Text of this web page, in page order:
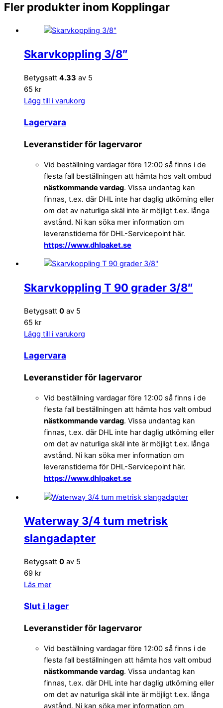
Fler produkter inom Kopplingar
Skarvkoppling 3/8″
Betygsatt 4.33 av 5
65 kr
Lägg till i varukorg
Lagervara
Leveranstider för lagervaror
Vid beställning vardagar före 12:00 så finns i de
flesta fall beställningen att hämta hos valt ombud
nästkommande vardag. Vissa undantag kan
finnas, t.ex. där DHL inte har daglig utkörning eller
om det av naturliga skäl inte är möjligt t.ex. långa
avstånd. Ni kan söka mer information om
leveranstiderna för DHL-Servicepoint här.
https://www.dhlpaket.se
Skarvkoppling T 90 grader 3/8″
Betygsatt 0 av 5
65 kr
Lägg till i varukorg
Lagervara
Leveranstider för lagervaror
Vid beställning vardagar före 12:00 så finns i de
flesta fall beställningen att hämta hos valt ombud
nästkommande vardag. Vissa undantag kan
finnas, t.ex. där DHL inte har daglig utkörning eller
om det av naturliga skäl inte är möjligt t.ex. långa
avstånd. Ni kan söka mer information om
leveranstiderna för DHL-Servicepoint här.
https://www.dhlpaket.se
Waterway 3/4 tum metrisk
slangadapter
Betygsatt 0 av 5
69 kr
Läs mer
Slut i lager
Leveranstider för lagervaror
Vid beställning vardagar före 12:00 så finns i de
flesta fall beställningen att hämta hos valt ombud
nästkommande vardag. Vissa undantag kan
finnas, t.ex. där DHL inte har daglig utkörning eller
om det av naturliga skäl inte är möjligt t.ex. långa
avstånd. Ni kan söka mer information om